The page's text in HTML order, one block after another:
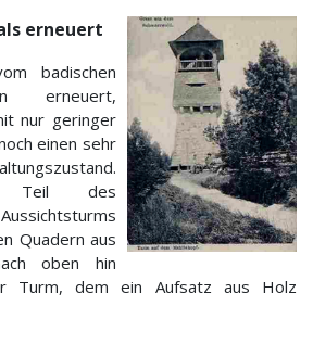
erneuert
badischen
erneuert,
nur geringer
einen sehr
Teil des
Quadern aus
oben hin
Turm, dem ein Aufsatz aus Holz